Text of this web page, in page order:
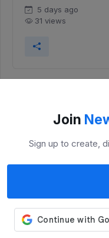
Join
Sign up to create,
5 days ago
31 views
LoL Classic vs
diferencias
30 views